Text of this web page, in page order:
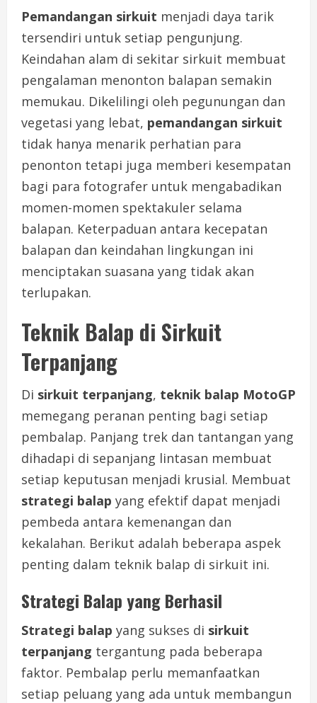
Pemandangan sirkuit menjadi daya tarik
tersendiri untuk setiap pengunjung.
Keindahan alam di sekitar sirkuit membuat
pengalaman menonton balapan semakin
memukau. Dikelilingi oleh pegunungan dan
vegetasi yang lebat, pemandangan sirkuit
tidak hanya menarik perhatian para
penonton tetapi juga memberi kesempatan
bagi para fotografer untuk mengabadikan
momen-momen spektakuler selama
balapan. Keterpaduan antara kecepatan
balapan dan keindahan lingkungan ini
menciptakan suasana yang tidak akan
terlupakan.
Teknik Balap di Sirkuit
Terpanjang
Di sirkuit terpanjang, teknik balap MotoGP
memegang peranan penting bagi setiap
pembalap. Panjang trek dan tantangan yang
dihadapi di sepanjang lintasan membuat
setiap keputusan menjadi krusial. Membuat
strategi balap yang efektif dapat menjadi
pembeda antara kemenangan dan
kekalahan. Berikut adalah beberapa aspek
penting dalam teknik balap di sirkuit ini.
Strategi Balap yang Berhasil
Strategi balap yang sukses di sirkuit
terpanjang tergantung pada beberapa
faktor. Pembalap perlu memanfaatkan
setiap peluang yang ada untuk membangun